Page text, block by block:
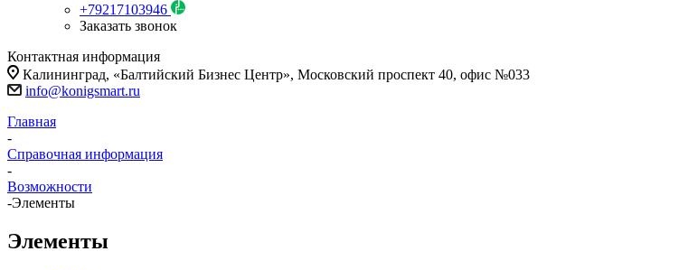
+79217103946
Заказать звонок
Контактная информация
Калининград, «Балтийский Бизнес Центр», Московский проспект 40, офис №033
info@konigsmart.ru
Главная
-
Справочная информация
-
Возможности
-Элементы
Элементы